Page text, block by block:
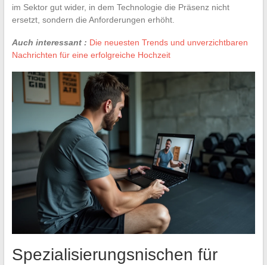
im Sektor gut wider, in dem Technologie die Präsenz nicht
ersetzt, sondern die Anforderungen erhöht.
Auch interessant : Die neuesten Trends und unverzichtbaren
Nachrichten für eine erfolgreiche Hochzeit
Spezialisierungsnischen für